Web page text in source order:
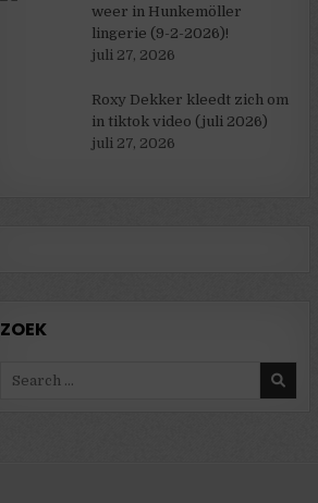
weer in Hunkemöller
lingerie (9-2-2026)!
juli 27, 2026
Roxy Dekker kleedt zich om
in tiktok video (juli 2026)
juli 27, 2026
ZOEK